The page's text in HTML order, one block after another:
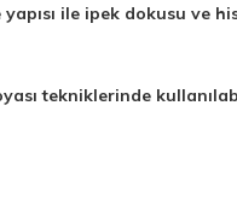
ile ipek dokusu ve
tekniklerinde